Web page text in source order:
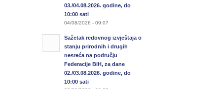
03./04.08.2026. godine, do
10:00 sati
04/08/2026 - 09:07
Sažetak redovnog izvještaja o
stanju prirodnih i drugih
nesreća na području
Federacije BiH, za dane
02./03.08.2026. godine, do
10:00 sati